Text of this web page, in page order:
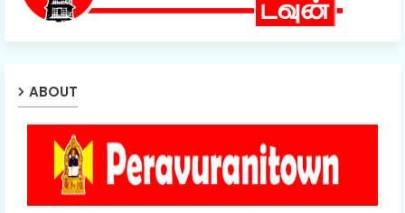
ABOUT